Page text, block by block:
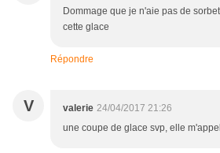
Dommage que je n'aie pas de
cette glace
Répondre
V valerie 24/04/2017 21:26
une coupe de glace svp, elle